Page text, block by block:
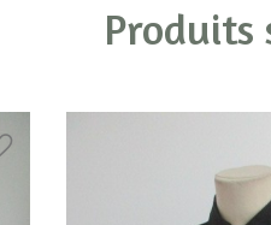
Produits